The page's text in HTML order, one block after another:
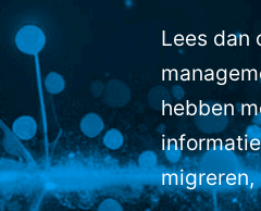
Lees dan
hebben
migreren,